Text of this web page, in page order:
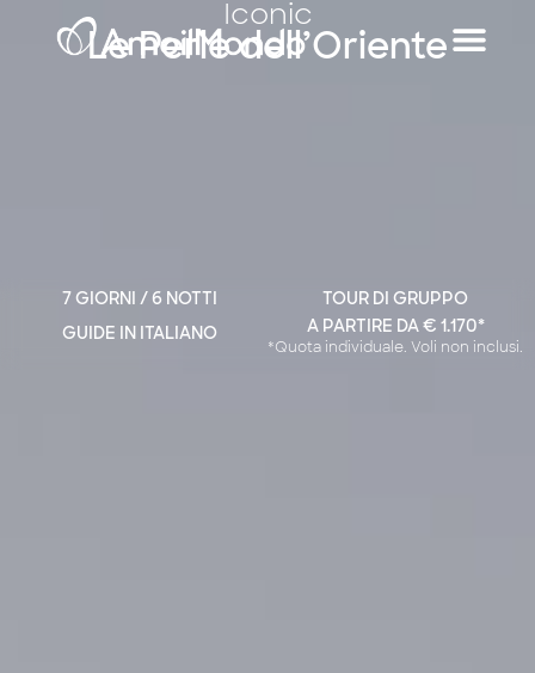
Iconic
Le Perle dell’Oriente
7 GIORNI / 6 NOTTI
TOUR DI GRUPPO
GUIDE IN ITALIANO
A PARTIRE DA € 1.170*
*Quota individuale. Voli non inclusi.